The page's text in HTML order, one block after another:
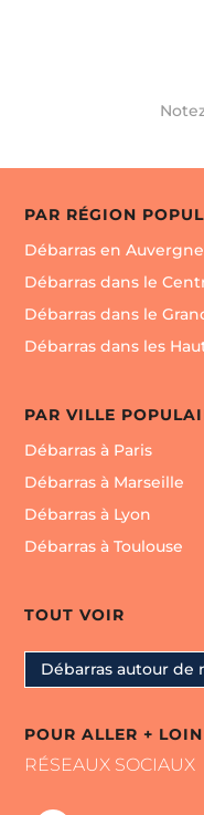
PAR RÉGION
Débarras en
Débarras dans le
Débarras dans le
Débarras dans les
PAR VILLE
Débarras à Paris
Débarras à Marseille
Débarras à Lyon
Débarras à Toulouse
TOUT VOIR
Débarras autour de
POUR ALLER + LOIN
RÉSEAUX SOCIAUX